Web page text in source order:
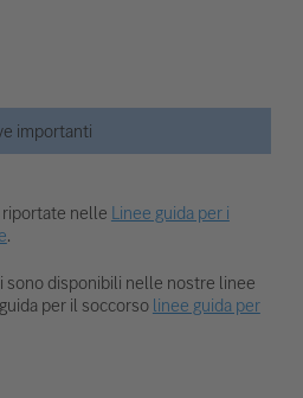
importanti
nelle Linee guida per i
.
sono disponibili nelle nostre linee
per il soccorsolinee guida per